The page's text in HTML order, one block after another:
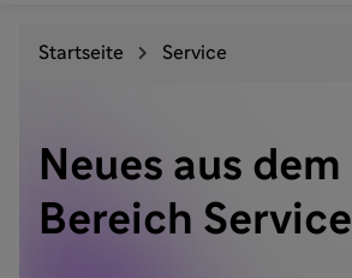
Startseite Service
Neues aus dem
Bereich Service